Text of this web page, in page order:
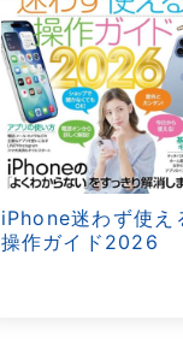
iPhone迷わず使え
操作ガイド2026